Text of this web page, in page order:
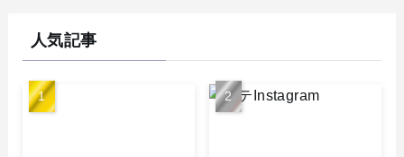
人気記事